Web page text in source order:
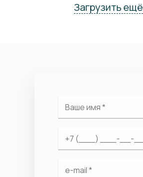
Загрузить ещё